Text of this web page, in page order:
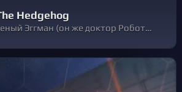
Hedgehog
Злой ученый Эггман (он же доктор Роботник) похитил бедных животных Южного острова и превратил их в роботов. И лишь один герой может победить доктора Эггмана и спасти зверюшек из его грязных лап — это супер крутой ёжик с синими колючими волосами, Соник